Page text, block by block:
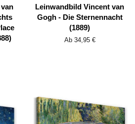
Leinwandbild Vincent van
Gogh - Die Sternennacht
(1889)
Ab 34,95 €